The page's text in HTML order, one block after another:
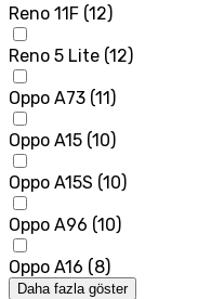
Reno 11F (12)
Reno 5 Lite (12)
Oppo A73 (11 )
Oppo A15 (10)
Oppo A15S (10)
Oppo A96 (10)
Oppo A16 (8)
Daha fazla göster